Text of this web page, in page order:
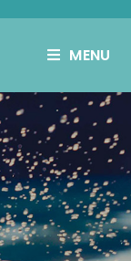
MENU